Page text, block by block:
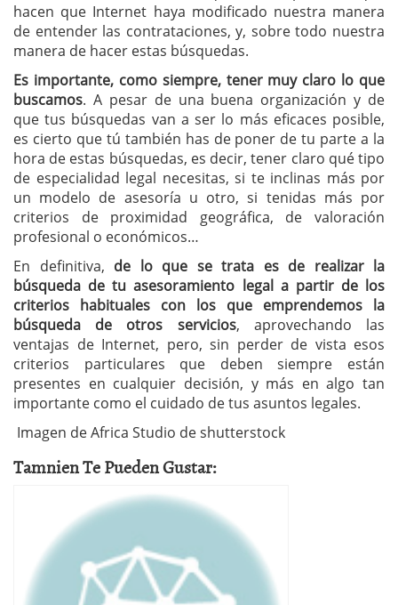
hacen que Internet haya modificado nuestra manera
de entender las contrataciones, y, sobre todo nuestra
manera de hacer estas búsquedas.
Es importante, como siempre, tener muy claro lo que
buscamos. A pesar de una buena organización y de
que tus búsquedas van a ser lo más eficaces posible,
es cierto que tú también has de poner de tu parte a la
hora de estas búsquedas, es decir, tener claro qué tipo
de especialidad legal necesitas, si te inclinas más por
un modelo de asesoría u otro, si tenidas más por
criterios de proximidad geográfica, de valoración
profesional o económicos…
En definitiva, de lo que se trata es de realizar la
búsqueda de tu asesoramiento legal a partir de los
criterios habituales con los que emprendemos la
búsqueda de otros servicios, aprovechando las
ventajas de Internet, pero, sin perder de vista esos
criterios particulares que deben siempre están
presentes en cualquier decisión, y más en algo tan
importante como el cuidado de tus asuntos legales.
Imagen de Africa Studio de shutterstock
Tamnien Te Pueden Gustar: